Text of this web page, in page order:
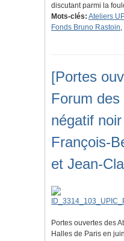
discutant parmi la
Mots-clés: Ateliers
Fonds Bruno Rastoin,
[Portes
Forum
négatif
François-
et Jean-
Portes ouvertes des
Halles de Paris en